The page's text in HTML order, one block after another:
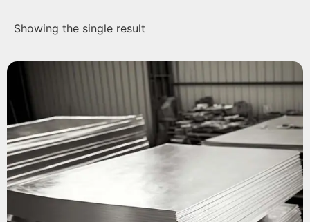
Showing the single result